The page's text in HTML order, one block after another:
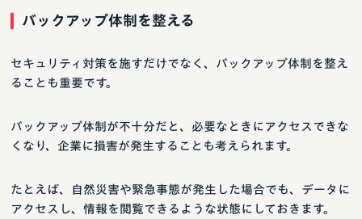
バックアップ体制を整える
セキュリティ対策を施すだけでなく、バックアップ体制を整え
ることも重要です。
バックアップ体制が不十分だと、必要なときにアクセスできな
くなり、企業に損害が発生することも考えられます。
たとえば、自然災害や緊急事態が発生した場合でも、データに
アクセスし、情報を閲覧できるような状態にしておきます。